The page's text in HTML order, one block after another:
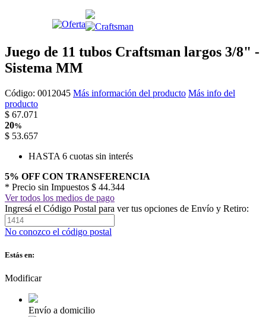
Juego de 11 tubos Craftsman largos 3/8" -
Sistema MM
Código: 0012045 Más información del producto Más info del
producto
$ 67.071
20%
$ 53.657
HASTA 6 cuotas sin interés
5% OFF CON TRANSFERENCIA
* Precio sin Impuestos $ 44.344
Ver todos los medios de pago
Ingresá el Código Postal para ver tus opciones de Envío y Retiro:
No conozco el código postal
Estás en:
Modificar
Envío a domicilio